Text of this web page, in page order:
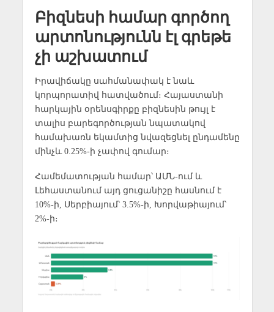
Բիզնեսի համար գործող
արտոնությունն էլ գրեթե
չի աշխատում
Իրավիճակը սահմանափակ է նաև
կորպորատիվ հատվածում։ Հայաստանի
հարկային օրենսգիրքը բիզնեսին թույլ է
տալիս բարեգործության նպատակով
համախառն եկամտից նվազեցնել ընդամենը
մինչև 0.25%-ի չափով գումար։
Համեմատության համար՝ ԱՄՆ-ում և
Լեհաստանում այդ ցուցանիշը հասնում է
10%-ի, Սերբիայում՝ 3.5%-ի, Խորվաթիայում՝
2%-ի։